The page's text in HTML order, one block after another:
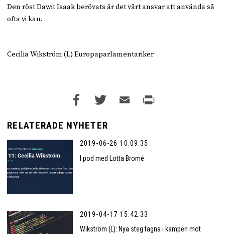
RELATERADE NYHETER
2019-06-26 10:09:35
I pod med Lotta Bromé
2019-04-17 15:42:33
Wikström (L): Nya steg tagna i kampen mot
Den röst Dawit Isaak berövats är det vårt ansvar att använda så
ofta vi kan.
Cecilia Wikström (L) Europaparlamentariker
Facebook
Twitter
Email